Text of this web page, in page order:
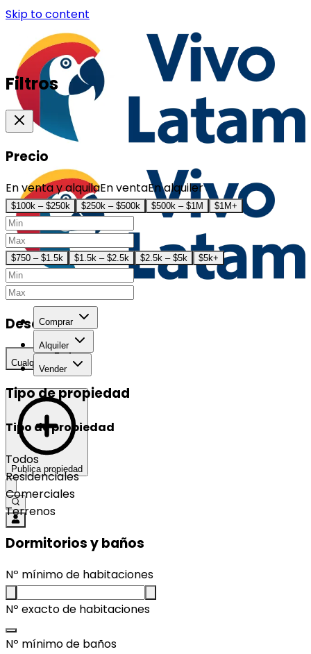
Skip to content
Comprar
Alquiler
Vender
Publica propiedad
Filtros
Precio
En venta y alquilaEn ventaEn alquiler
$100k – $250k $250k – $500k $500k – $1M $1M+
$750 – $1.5k $1.5k – $2.5k $2.5k – $5k $5k+
Desarrollo
Cualquier
Tipo de propiedad
Tipo de propiedad
Todos
Residenciales
Comerciales
Terrenos
Dormitorios y baños
Nº mínimo de habitaciones
Nº exacto de habitaciones
Nº mínimo de baños